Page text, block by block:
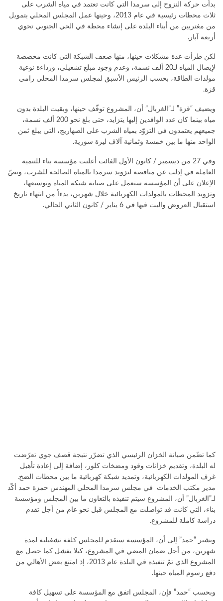
بدأت حركة النزوح إلى سرمدا التي كانت تعتمد في مياه الشرب على
ثلاث محطات رئيسية في عام 2013، وحينها عمل المجلس المحلي بتمويل
من مغتربين من أبناء البلدة على إنشاء محطة في الحي الجنوبي تحوي
أربعة آبار.
لكن طرأت عدة مشكلات حينها، منها ضعف الشبكة التي كانت مخصصة
لإيصال المياه لـ20 ألف نسمة، وعدم وجود مبلغ تشغيلي، ورداءة نوعية
مولدات الطاقة، بحسب الرئيس الأسبق لمجلس سرمدا المحلي رامي
قزة.
ويضيف “قزة” لـ”الغربال” أن، المشروع توقّف حينها، وبقيت البلدة بدون
مياه بينما كان عدد الوافدين إليها يتزايد، حتى بلغ نحو 200 ألف نسمة،
جميعهم يعتمدون في التزوّد بمياه الشرب على الصهاريج، التي يبلغ ثمن
الواحد منها ما بين خمسة وثمانية آلاف ليرة سورية.
وفي 27 من ديسمبر / كانون الأول الفائت أعلنت مؤسسة بناء للتنمية
العاملة في إدلب عن مناقصة لتزويد سرمدا بالمياه الصالحة للشرب، ونصّ
الإعلان على أن المؤسسة ستعمل على صيانة شبكة المياه وتوسيعها،
وتزويد المحطات بالمولدات الكهربائية خلال شهرين، بدءاً من انتهاء تاريخ
استقبال العروض والبت فيها في 6 يناير / كانون الثاني الحالي.
كما تضّمن صيانة الخزان الرئيسي الذي تضرّر نتيجة قصف جوي تعرّضت
له البلدة، وتقديم خزانات وقود ومضخات كلور، إضافة إلى إعادة تأهيل
غرف المولدات الكهربائية، وتمديد شبكة كهربائية ما بين محطات الضخ.
مدير مكتب الخدمات في مجلس سرمدا المحلي المهندس حمزة حمد أكّد
لـ”الغربال” أن، المشروع سيتم تنفيذه بالتعاون ما بين المجلس ومؤسسة
بناء، التي كانت قد تواصلت مع المجلس قبل نحو عام من أجل تقدم
دراسة كاملة للمشروع.
ويشير “حمد” إلى أن، المؤسسة ستقدم للمجلس كلفة تشغيلية لمدة
شهرين، من أجل ضمان المضي في المشروع، كيلا يفشل كما حصل مع
المشروع الذي تمّ تنفيذه في البلدة عام 2013، إذ امتنع بعض الأهالي من
دفع رسوم المياه حينها.
وبحسب “حمد” فإن، المجلس اتفق مع المؤسسة على تسهيل كافة